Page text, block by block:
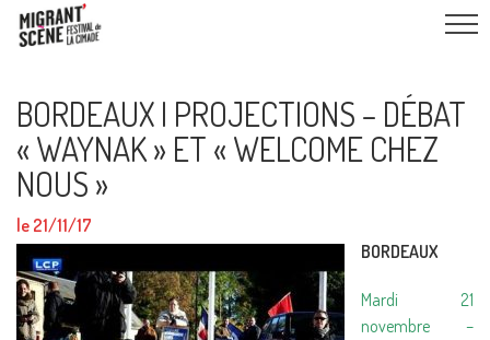
BORDEAUX I PROJECTIONS – DÉBAT
« WAYNAK » ET « WELCOME CHEZ
NOUS »
le 21/11/17
BORDEAUX
Mardi 21
novembre –